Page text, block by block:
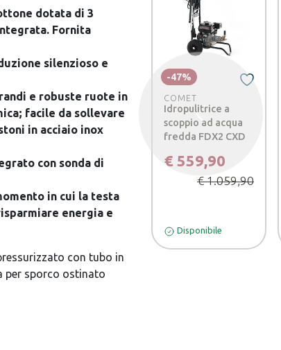
dotata di 3
Fornita
silenzioso e
e robuste ruote in
facile da sollevare
in acciaio inox
con sonda di
in cui la testa
energia e
con tubo in
per sporco ostinato
COMET
Idropulitrice a
scoppio ad acqua
fredda FDX2 CXD
€ 559,90
€ 1.059,90
-47%
Disponibile
Precedente